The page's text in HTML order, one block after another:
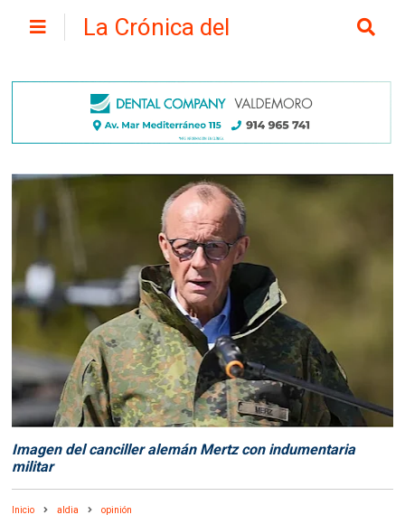
La Crónica del
Imagen del canciller alemán Mertz con indumentaria
militar
Inicio aldia opinión